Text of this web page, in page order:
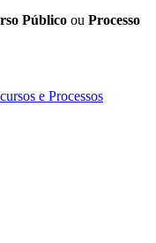
Público ou Processo
e Processos